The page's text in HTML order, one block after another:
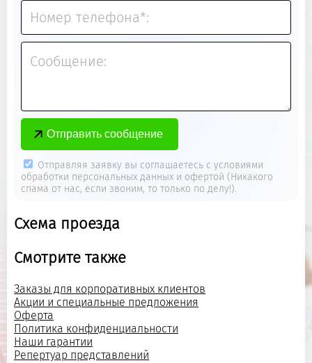
Номер телефона*:
Сообщение:
Отправляя заявку вы соглашаетесь с условиями
обработки персональных данных и офертой (Никакого
спама от нас, если звоним, то только по делу!).
Схема проезда
Смотрите также
Заказы для корпоративных клиентов
Акции и специальные предложения
Оферта
Политика конфиденциальности
Наши гарантии
Репертуар представлений